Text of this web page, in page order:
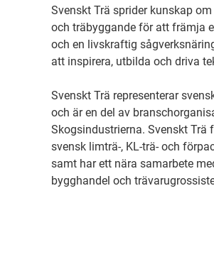
Svenskt Trä sprider kunskap
och träbyggande för att främja
och en livskraftig
att inspirera, utbilda och driva
Svenskt Trä representerar
och är en del av
Skogsindustrierna. Svenskt Trä
svensk limträ-, KL-trä- och
samt har ett nära samarbete
bygghandel och